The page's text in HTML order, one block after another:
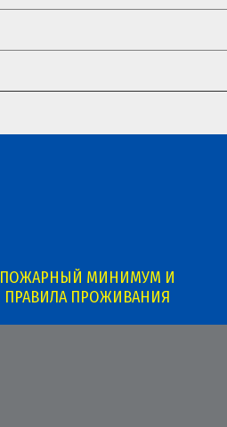
ПОЖАРНЫЙ МИНИМУМ И
ПРАВИЛА ПРОЖИВАНИЯ